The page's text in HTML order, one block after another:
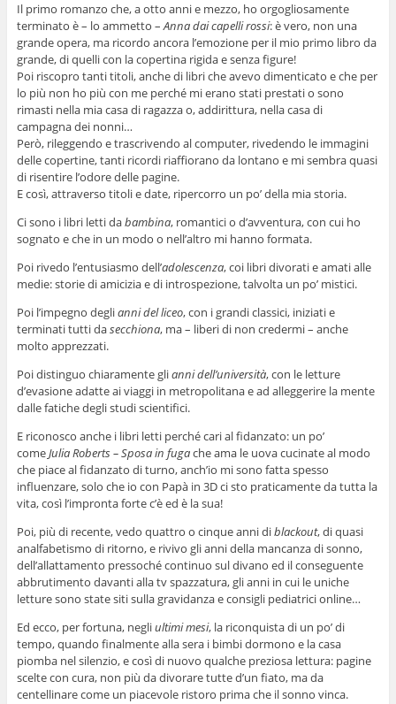
Il primo romanzo che, a otto anni e mezzo, ho orgogliosamente
terminato è – lo ammetto –Anna dai capelli rossi: è vero, non una
grande opera, ma ricordo ancora l’emozione per il mio primo libro da
grande, di quelli con la copertina rigida e senza figure!
Poi riscopro tanti titoli, anche di libri che avevo dimenticato e che per
lo più non ho più con me perché mi erano stati prestati o sono
rimasti nella mia casa di ragazza o, addirittura, nella casa di
campagna dei nonni…
Però, rileggendo e trascrivendo al computer, rivedendo le immagini
delle copertine, tanti ricordi riaffiorano da lontano e mi sembra quasi
di risentire l’odore delle pagine.
E così, attraverso titoli e date, ripercorro un po’ della mia storia.
Ci sono i libri letti dabambina, romantici o d’avventura, con cui ho
sognato e che in un modo o nell’altro mi hanno formata.
Poi rivedo l’entusiasmo dell’adolescenza, coi libri divorati e amati alle
medie: storie di amicizia e di introspezione, talvolta un po’ mistici.
Poi l’impegno deglianni del liceo, con i grandi classici, iniziati e
terminati tutti dasecchiona, ma – liberi di non credermi – anche
molto apprezzati.
Poi distinguo chiaramente glianni dell’università, con le letture
d’evasione adatte ai viaggi in metropolitana e ad alleggerire la mente
dalle fatiche degli studi scientifici.
E riconosco anche i libri letti perché cari al fidanzato: un po’
comeJulia Roberts – Sposa in fugache ama le uova cucinate al modo
che piace al fidanzato di turno, anch’io mi sono fatta spesso
influenzare, solo che io con Papà in 3D ci sto praticamente da tutta la
vita, così l’impronta forte c’è ed è la sua!
Poi, più di recente, vedo quattro o cinque anni diblackout, di quasi
analfabetismo di ritorno, e rivivo gli anni della mancanza di sonno,
dell’allattamento pressoché continuo sul divano ed il conseguente
abbrutimento davanti alla tv spazzatura, gli anni in cui le uniche
letture sono state siti sulla gravidanza e consigli pediatrici online…
Ed ecco, per fortuna, negliultimi mesi, la riconquista di un po’ di
tempo, quando finalmente alla sera i bimbi dormono e la casa
piomba nel silenzio, e così di nuovo qualche preziosa lettura: pagine
scelte con cura, non più da divorare tutte d’un fiato, ma da
centellinare come un piacevole ristoro prima che il sonno vinca.